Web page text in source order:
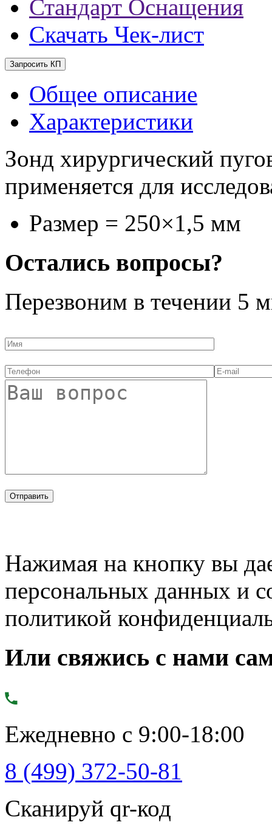
Стандарт Оснащения
Скачать Чек-лист
Запросить КП
Общее описание
Характеристики
Зонд хирургический
применяется для
Размер = 250×1,5 мм
Остались вопросы?
Перезвоним в течении 5
Нажимая на кнопку вы
персональных данных и
политикой
Или свяжись с нами
Ежедневно с 9:00-18:00
8 (499) 372-50-81
Сканируй qr-код